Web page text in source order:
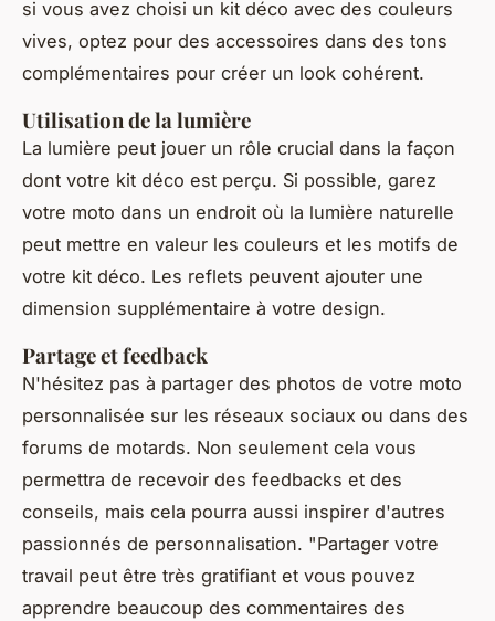
si vous avez choisi un kit déco avec des couleurs
vives, optez pour des accessoires dans des tons
complémentaires pour créer un look cohérent.
Utilisation de la lumière
La lumière peut jouer un rôle crucial dans la façon
dont votre kit déco est perçu. Si possible, garez
votre moto dans un endroit où la lumière naturelle
peut mettre en valeur les couleurs et les motifs de
votre kit déco. Les reflets peuvent ajouter une
dimension supplémentaire à votre design.
Partage et feedback
N'hésitez pas à partager des photos de votre moto
personnalisée sur les réseaux sociaux ou dans des
forums de motards. Non seulement cela vous
permettra de recevoir des feedbacks et des
conseils, mais cela pourra aussi inspirer d'autres
passionnés de personnalisation. "Partager votre
travail peut être très gratifiant et vous pouvez
apprendre beaucoup des commentaires des